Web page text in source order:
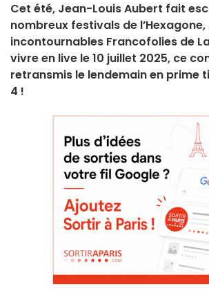
Cet été, Jean-Louis Aubert fait
nombreux festivals de
incontournables Francofolies de
vivre en live le 10 juillet 2025, ce
retransmis le lendemain en prime
4 !